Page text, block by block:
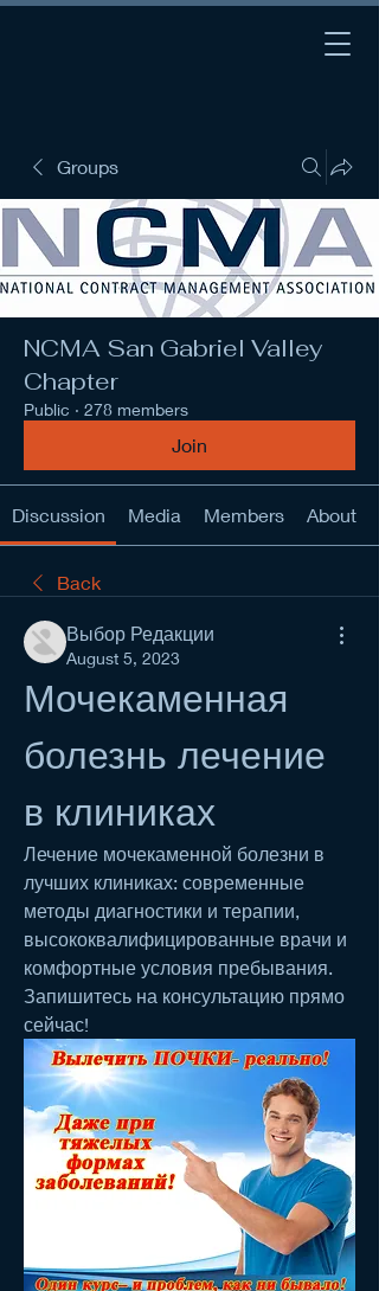
Groups
NCMA San Gabriel Valley
Chapter
Public · 278 members
Join
Discussion Media Members About
Back
Выбор Редакции
August 5, 2023
Мочекаменная
болезнь лечение
в клиниках
Лечение мочекаменной болезни в
лучших клиниках: современные
методы диагностики и терапии,
высококвалифицированные врачи и
комфортные условия пребывания.
Запишитесь на консультацию прямо
сейчас!